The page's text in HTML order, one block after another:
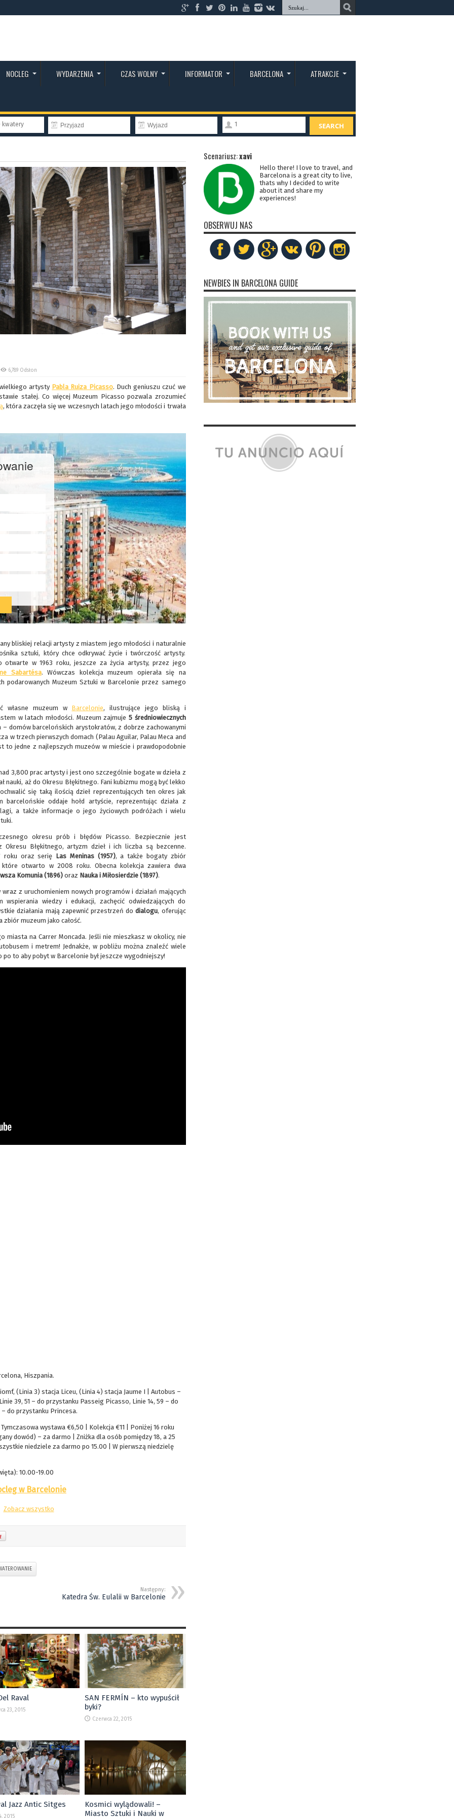
NOCLEG WYDARZENIA CZAS WOLNY INFORMATOR BARCELONA ATRAKCJE
kwatery 1 SEARCH
6,789 Odsłon
artysty Pabla Ruiza Picasso. Duch geniuszu czuć we
stałej. Co więcej Muzeum Picasso pozwala zrozumieć
, która zaczęła się we wczesnych latach jego młodości i trwała
bliskiej relacji artysty z miastem jego młodości i naturalnie
sztuki, który chce odkrywać życie i twórczość artysty.
otwarte w 1963 roku, jeszcze za życia artysty, przez jego
Sabartésa. Wówczas kolekcja muzeum opierała się na
podarowanych Muzeum Sztuki w Barcelonie przez samego
własne muzeum w Barcelonie, ilustrujące jego bliską i
w latach młodości. Muzeum zajmuje 5 średniowiecznych
– domów barcelońskich arystokratów, z dobrze zachowanymi
w trzech pierwszych domach (Palau Aguilar, Palau Meca and
to jedne z najlepszych muzeów w mieście i prawdopodobnie
3,800 prac artysty i jest ono szczególnie bogate w dzieła z
nauki, aż do Okresu Błękitnego. Fani kubizmu mogą być lekko
się taką ilością dzieł reprezentujących ten okres jak
barcelońskie oddaje hołd artyście, reprezentując działa z
a także informacje o jego życiowych podróżach i wielu
okresu prób i błędów Picasso. Bezpiecznie jest
Okresu Błękitnego, artyzm dzieł i ich liczba są bezcenne.
roku oraz serię Las Meninas (1957), a także bogaty zbiór
otwarto w 2008 roku. Obecna kolekcja zawiera dwa
Komunia (1896) oraz Nauka i Miłosierdzie (1897).
z uruchomieniem nowych programów i działań mających
wiedzy i edukacji, zachęcić odwiedzających do
działania mają zapewnić przestrzeń dodialogu, oferując
muzeum jako całość.
na Carrer Moncada. Jeśli nie mieszkasz w okolicy, nie
i metrem! Jednakże, w pobliżu można znaleźć wiele
po to aby pobyt w Barcelonie był jeszcze wygodniejszy!
Hiszpania.
(Linia 3) stacja Liceu, (Linia 4) stacja Jaume I | Autobus –
39, 51 – do przystanku Passeig Picasso, Linie 14, 59 – do
do przystanku Princesa.
wystawa €6,50 | Kolekcja €11 | Poniżej 16 roku
dowód) – za darmo | Zniżka dla osób pomiędzy 18, a 25
niedziele za darmo po 15.00 | W pierwszą niedzielę
10.00-19.00
w Barcelonie
Zobacz wszystko
Następny:
Katedra Św. Eulalii w Barcelonie
Raval
23, 2015
SAN FERMÍN – kto wypuścił
byki?
Czerwca 22, 2015
Jazz Antic Sitges
2015
Kosmici wylądowali! –
Miasto Sztuki i Nauki w
Scenariusz:xavi
Hello there! I love to travel, and
Barcelona is a great city to live,
thats why I decided to write
about it and share my
experiences!
OBSERWUJ NAS
NEWBIES IN BARCELONA GUIDE